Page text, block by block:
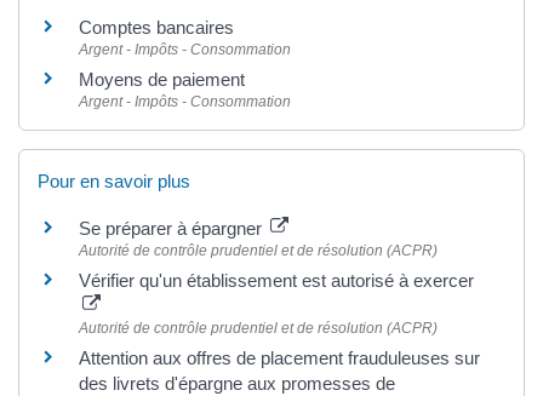
Comptes bancaires
Argent - Impôts - Consommation
Moyens de paiement
Argent - Impôts - Consommation
Pour en savoir plus
Se préparer à épargner
Autorité de contrôle prudentiel et de résolution (ACPR)
Vérifier qu'un établissement est autorisé à exercer
Autorité de contrôle prudentiel et de résolution (ACPR)
Attention aux offres de placement frauduleuses sur
des livrets d'épargne aux promesses de